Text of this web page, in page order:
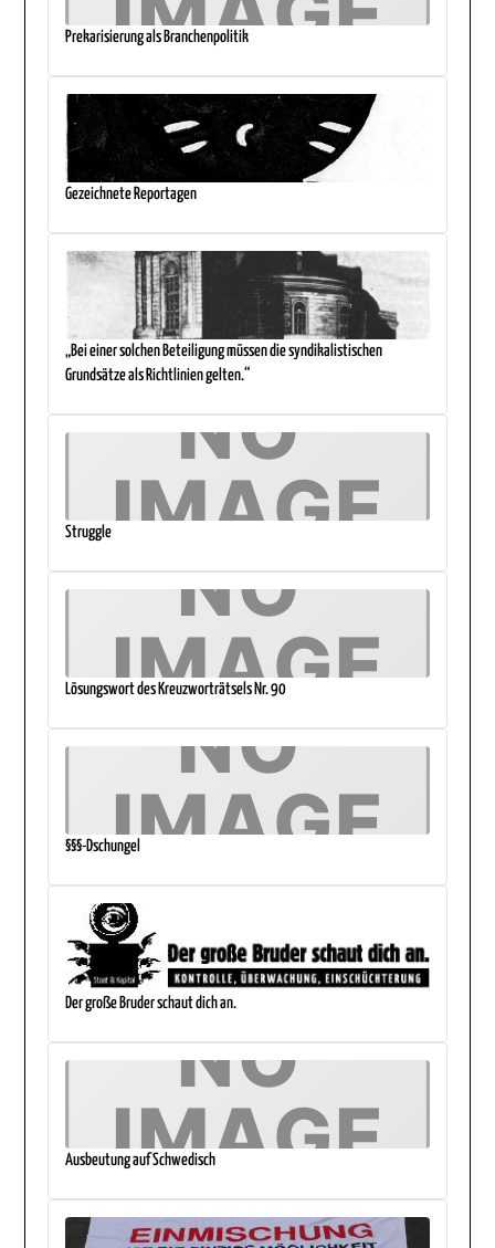
Prekarisierung als Branchenpolitik
Gezeichnete Reportagen
„Bei einer solchen Beteiligung müssen die syndikalistischen
Grundsätze als Richtlinien gelten.“
Struggle
Lösungswort des Kreuzworträtsels Nr. 90
§§§-Dschungel
Der große Bruder schaut dich an.
Ausbeutung auf Schwedisch